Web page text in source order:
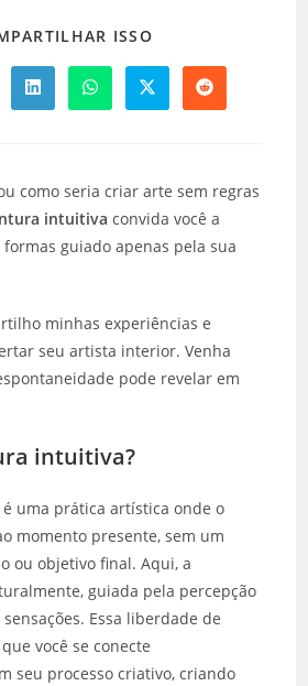
ISSO
CONTEÚDO
Abre
em
Abre
em
Abre
em
Abre
em
como seria criar arte sem regras
intuitiva convida você a
guiado apenas pela sua
minhas experiências e
seu artista interior. Venha
pode revelar em
intuitiva?
é uma prática artística onde o
momento presente, sem um
ou objetivo final. Aqui, a
guiada pela percepção
Essa liberdade de
você se conecte
seu processo criativo, criando